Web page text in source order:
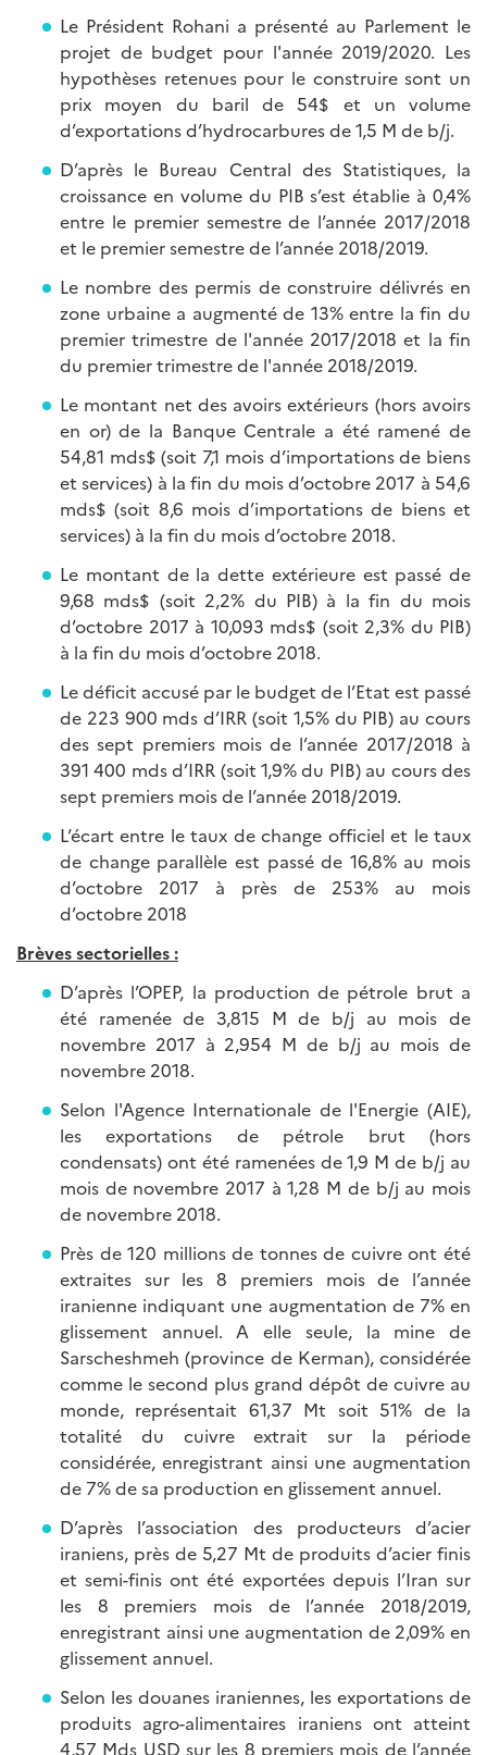
Le Président Rohani a présenté au Parlement le
projet de budget pour l'année 2019/2020. Les
hypothèses retenues pour le construire sont un
prix moyen du baril de 54$ et un volume
d’exportations d’hydrocarbures de 1,5 M de b/j.
D’après le Bureau Central des Statistiques, la
croissance en volume du PIB s’est établie à 0,4%
entre le premier semestre de l’année 2017/2018
et le premier semestre de l’année 2018/2019.
Le nombre des permis de construire délivrés en
zone urbaine a augmenté de 13% entre la fin du
premier trimestre de l'année 2017/2018 et la fin
du premier trimestre de l'année 2018/2019.
Le montant net des avoirs extérieurs (hors avoirs
en or) de la Banque Centrale a été ramené de
54,81 mds$ (soit 7,1 mois d’importations de biens
et services) à la fin du mois d’octobre 2017 à 54,6
mds$ (soit 8,6 mois d’importations de biens et
services) à la fin du mois d’octobre 2018.
Le montant de la dette extérieure est passé de
9,68 mds$ (soit 2,2% du PIB) à la fin du mois
d’octobre 2017 à 10,093 mds$ (soit 2,3% du PIB)
à la fin du mois d’octobre 2018.
Le déficit accusé par le budget de l’Etat est passé
de 223 900 mds d’IRR (soit 1,5% du PIB) au cours
des sept premiers mois de l’année 2017/2018 à
391 400 mds d’IRR (soit 1,9% du PIB) au cours des
sept premiers mois de l’année 2018/2019.
L’écart entre le taux de change officiel et le taux
de change parallèle est passé de 16,8% au mois
d’octobre 2017 à près de 253% au mois
d’octobre 2018
Brèves sectorielles :
D’après l’OPEP, la production de pétrole brut a
été ramenée de 3,815 M de b/j au mois de
novembre 2017 à 2,954 M de b/j au mois de
novembre 2018.
Selon l'Agence Internationale de l'Energie (AIE),
les exportations de pétrole brut (hors
condensats) ont été ramenées de 1,9 M de b/j au
mois de novembre 2017 à 1,28 M de b/j au mois
de novembre 2018.
Près de 120 millions de tonnes de cuivre ont été
extraites sur les 8 premiers mois de l’année
iranienne indiquant une augmentation de 7% en
glissement annuel. A elle seule, la mine de
Sarscheshmeh (province de Kerman), considérée
comme le second plus grand dépôt de cuivre au
monde, représentait 61,37 Mt soit 51% de la
totalité du cuivre extrait sur la période
considérée, enregistrant ainsi une augmentation
de 7% de sa production en glissement annuel.
D’après l’association des producteurs d’acier
iraniens, près de 5,27 Mt de produits d’acier finis
et semi-finis ont été exportées depuis l’Iran sur
les 8 premiers mois de l’année 2018/2019,
enregistrant ainsi une augmentation de 2,09% en
glissement annuel.
Selon les douanes iraniennes, les exportations de
produits agro-alimentaires iraniens ont atteint
4,57 Mds USD sur les 8 premiers mois de l’année